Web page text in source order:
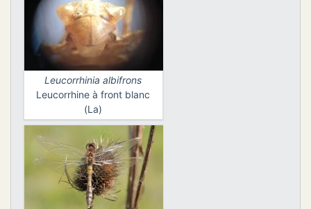
Leucorrhinia albifrons
Leucorrhine à front blanc
(La)